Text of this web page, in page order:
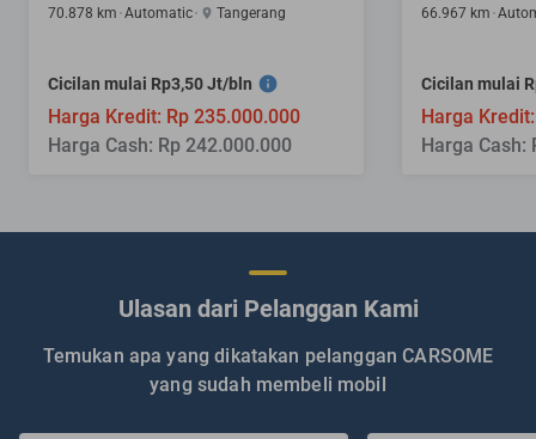
70.878 km Automatic Tangerang
Cicilan mulai Rp3,50 Jt/bln
Harga Kredit: Rp 235.000.000
Harga Cash: Rp 242.000.000
66.967 km
Cicilan mulai
Harga
Harga Cash:
Ulasan dari Pelanggan Kami
Temukan apa yang dikatakan pelanggan CARSOME
yang sudah membeli mobil